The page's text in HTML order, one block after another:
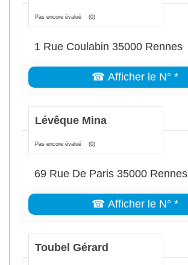
Pas encore évalué (0)
1 Rue Coulabin 35000 Rennes
☎ Afficher le N° *
Lévêque Mina
Pas encore évalué (0)
69 Rue De Paris 35000 Rennes
☎ Afficher le N° *
Toubel Gérard